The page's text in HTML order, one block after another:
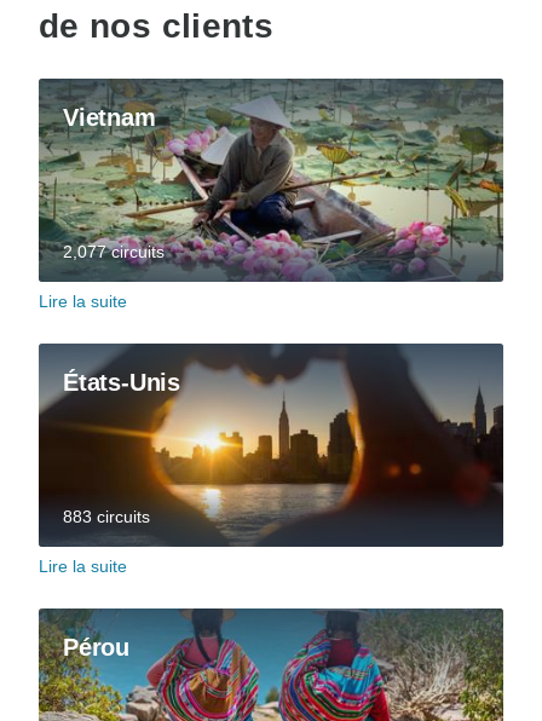
de nos clients
Vietnam
2,077 circuits
Lire la suite
États-Unis
883 circuits
Lire la suite
Pérou